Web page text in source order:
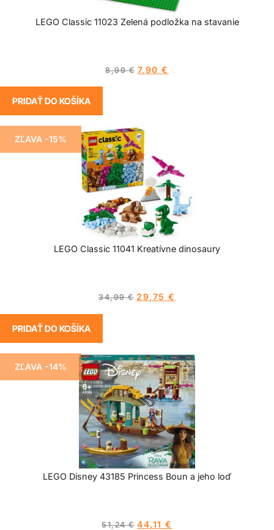
LEGO Classic 11023 Zelená podložka na stavanie
8,99€ 7,90€
PRIDAŤ DO KOŠÍKA
ZĽAVA -15%
LEGO Classic 11041 Kreatívne dinosaury
34,99€ 29,75€
PRIDAŤ DO KOŠÍKA
ZĽAVA -14%
LEGO Disney 43185 Princess Boun a jeho loď
51,24€ 44,11€